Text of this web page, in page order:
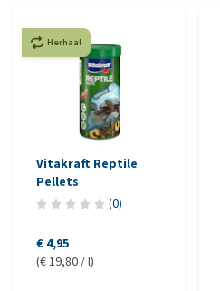
Herhaal
Vitakraft Reptile
Pellets
(0)
€ 4,95
(€ 19,80 / l)